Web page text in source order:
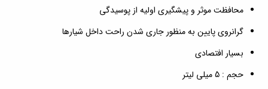
محافظت موثر و پیشگیرى اولیه از پوسیدگى
گرانروى پایین به منظور جارى شدن راحت داخل شیارها
بسیار افتصادى
حجم : 5 میلی لیتر